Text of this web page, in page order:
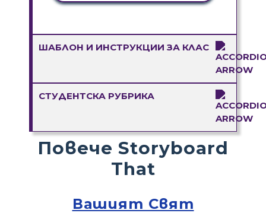
ШАБЛОН И ИНСТРУКЦИИ ЗА КЛАС
СТУДЕНТСКА РУБРИКА
Повече Storyboard
That
Вашият Свят